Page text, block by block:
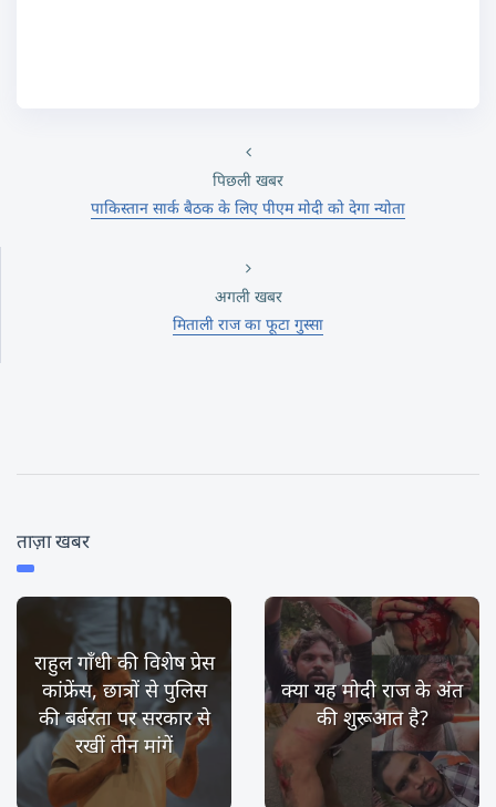
पिछली खबर
पाकिस्‍तान सार्क बैठक के लिए पीएम मोदी को देगा न्‍योता
अगली खबर
मिताली राज का फूटा गुस्सा
ताज़ा खबर
राहुल गाँधी की विशेष प्रेस
कांफ्रेंस, छात्रों से पुलिस
की बर्बरता पर सरकार से
रखीं तीन मांगें
क्या यह मोदी राज के अंत
की शुरूआत है?